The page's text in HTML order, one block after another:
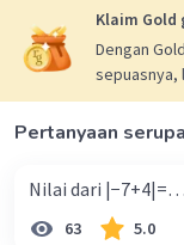
Klaim Gold
Dengan
sepuasnya,
Pertanyaan serupa
63 5.0